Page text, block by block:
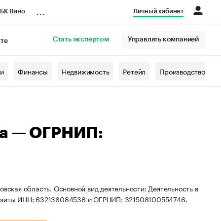
Вино Личный кабинет
Стать экспертом Управлять компанией
Финансы Недвижимость Ретейл Производство
— ОГРНИП:
область. Основной вид деятельности: Деятельность в
ИНН: 632136084536 и ОГРНИП: 321508100554746.